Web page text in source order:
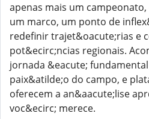
apenas mais um
um marco, um ponto de
redefinir trajet&oacute;rias e
pot&ecirc;ncias regionais.
jornada &eacute;
paix&atilde;o do campo, e
oferecem a an&aacute;lise
voc&ecirc; merece.